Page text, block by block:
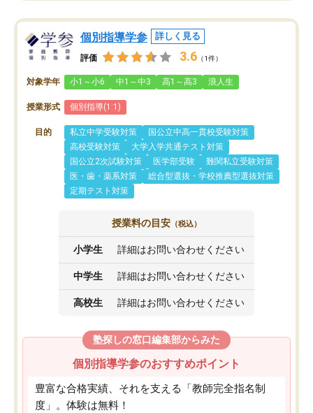
個別指導学参 詳しく見る
評価 3.6 （1件）
対象学年 小1～小6 中1～中3 高1～高3 浪人生
授業形式 個別指導(1:1)
目的 私立中学受験対策
国公立中高一貫校受験対策
高校受験対策
大学入学共通テスト対策
国公立2次試験対策
医学部受験
難関私立受験対策
医・歯・薬系対策
総合型選抜・学校推薦型選抜対策
定期テスト対策
授業料の目安 （税込）
小学生 詳細はお問い合わせください
中学生 詳細はお問い合わせください
高校生 詳細はお問い合わせください
塾探しの窓口編集部からみた
個別指導学参のおすすめポイント
豊富な合格実績、それを支える「教師完全指名制
度」。体験は無料！